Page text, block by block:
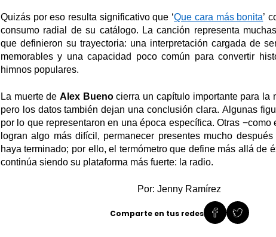
Quizás por eso resulta significativo que ‘Que cara más bonita’
consumo radial de su catálogo. La canción representa
que definieron su trayectoria: una interpretación cargada de
memorables y una capacidad poco común para convertir
himnos populares.
La muerte deAlex Buenocierra un capítulo importante para la
pero los datos también dejan una conclusión clara. Algunas
por lo que representaron en una época específica. Otras −como
logran algo más difícil , permanecer presentes mucho
haya terminado; por ello, el termómetro que define más allá de
continúa siendo su plataforma más fuerte: la radio.
Por: Jenny Ramírez
Comparte en tus redes